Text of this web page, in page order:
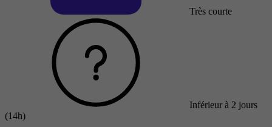
Très courte
Inférieur à 2 jours
(14h)